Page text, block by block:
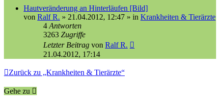
Hautveränderung an Hinterläufen [Bild]
von Ralf R. » 21.04.2012, 12:47 » in Krankheiten & Tierärzte
4 Antworten
3263 Zugriffe
Letzter Beitrag von Ralf R.
21.04.2012, 17:14
Zurück zu „Krankheiten & Tierärzte“
Gehe zu